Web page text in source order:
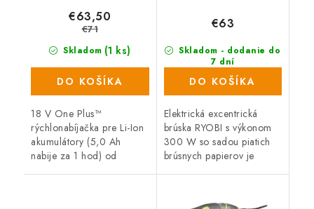
Skladom (1 ks)
€63,50
€71
DO KOŠÍKA
18 V One Plus™
rýchlonabíjačka pre Li-Ion
akumulátory (5,0 Ah
nabije za 1 hod) od
Skladom - dodanie do
7 dní
(305 ks)
€63
DO KOŠÍKA
Elektrická excentrická
brúska RYOBI s výkonom
300 W so sadou piatich
brúsnych papierov je